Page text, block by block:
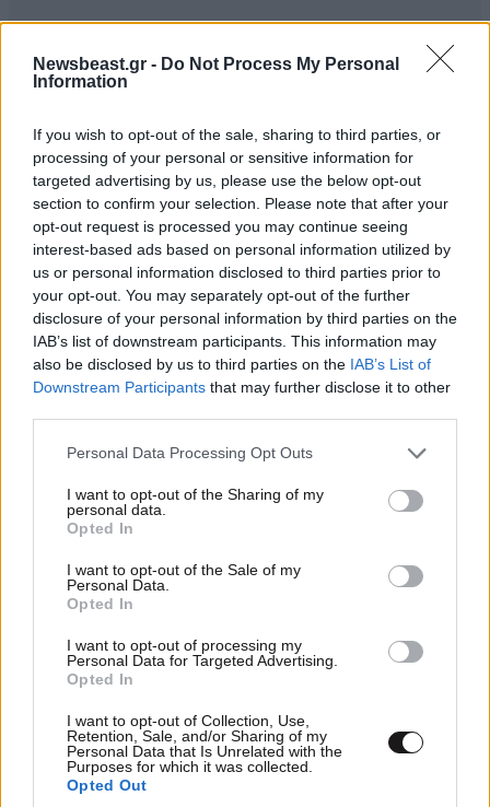
Newsbeast.gr - Do Not Process My Personal
Information
If you wish to opt-out of the sale, sharing to third parties, or
processing of your personal or sensitive information for
targeted advertising by us, please use the below opt-out
section to confirm your selection. Please note that after your
opt-out request is processed you may continue seeing
interest-based ads based on personal information utilized by
us or personal information disclosed to third parties prior to
your opt-out. You may separately opt-out of the further
disclosure of your personal information by third parties on the
IAB’s list of downstream participants. This information may
also be disclosed by us to third parties on the IAB’s List of
Downstream Participants that may further disclose it to other
Please note that this website/app uses one or more Google
not limited to your visit or usage behaviour. You may click to
grant or deny consent to Google and its third-party tags to
use your data for below specified purposes in below Google
consent section.
Personal Data Processing Opt Outs
I want to opt-out of the Sharing of my
personal data.
Opted In
I want to opt-out of the Sale of my
Personal Data.
Opted In
I want to opt-out of processing my
Personal Data for Targeted Advertising.
Opted In
I want to opt-out of Collection, Use,
Retention, Sale, and/or Sharing of my
Personal Data that Is Unrelated with the
Purposes for which it was collected.
Opted Out